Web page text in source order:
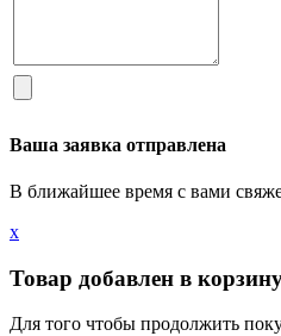
Ваша заявка отправлена
В ближайшее время с вами
х
Товар добавлен в
Для того чтобы продолжить